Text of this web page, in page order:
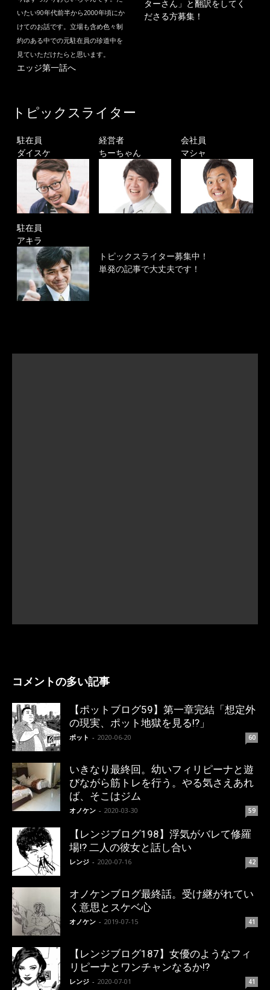
いたい90年代前半から2000年頃にか
けてのお話です。立場も含め色々制
約のある中での元駐在員の珍道中を
見ていただけたらと思います。
エッジ第一話へ
ターさん」と翻訳をしてく
ださる方募集！
トピックスライター
駐在員
ダイスケ
経営者
ちーちゃん
会社員
マシャ
駐在員
アキラ
トピックスライター募集中！
単発の記事で大丈夫です！
コメントの多い記事
【ポットブログ59】第一章完結「想定外
の現実、ポット地獄を見る!?」
ポット - 2020-06-20 60
いきなり最終回。幼いフィリピーナと遊
びながら筋トレを行う。やる気さえあれ
ば、そこはジム
オノケン - 2020-03-30 59
【レンジブログ198】浮気がバレて修羅
場!? 二人の彼女と話し合い
レンジ - 2020-07-16 42
オノケンブログ最終話。受け継がれてい
く意思とスケベ心
オノケン - 2019-07-15 41
【レンジブログ187】女優のようなフィ
リピーナとワンチャンなるか!?
レンジ - 2020-07-01 41